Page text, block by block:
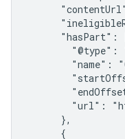
"hasPart":
"@type":
"name":
"url":
      },
      {